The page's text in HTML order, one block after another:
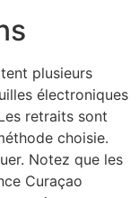
plusieurs
électroniques
retraits sont
choisie.
Notez que les
Curaçao